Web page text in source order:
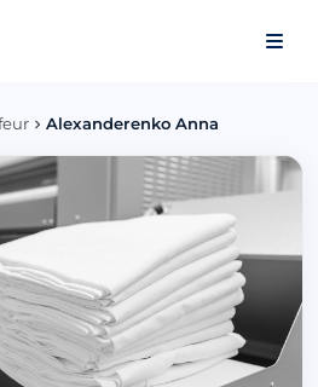
Alexanderenko Anna